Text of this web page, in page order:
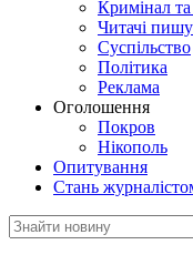
Кримінал та
Читачі
Суспільство
Політика
Реклама
Оголошення
Покров
Нікополь
Опитування
Стань